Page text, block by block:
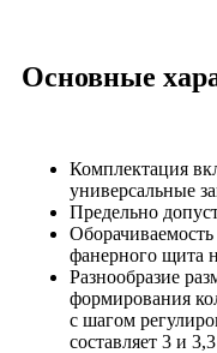
Основные
Комплектация
универсальные
Предельно
фанерного щита
Разнообразие
формирования
с шагом
составляет 3 и